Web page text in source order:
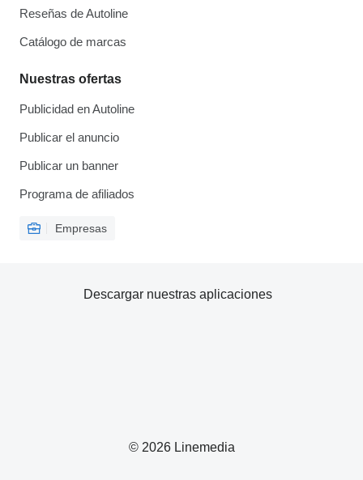
Reseñas de Autoline
Catálogo de marcas
Nuestras ofertas
Publicidad en Autoline
Publicar el anuncio
Publicar un banner
Programa de afiliados
Empresas
© 2026 Linemedia
Descargar nuestras aplicaciones